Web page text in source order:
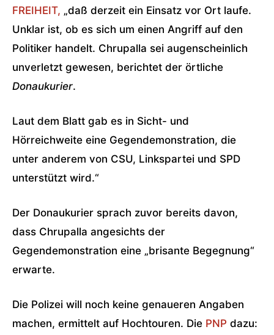
FREIHEIT, „daß derzeit ein Einsatz vor Ort laufe.
Unklar ist, ob es sich um einen Angriff auf den
Politiker handelt. Chrupalla sei augenscheinlich
unverletzt gewesen, berichtet der örtliche
Donaukurier.
Laut dem Blatt gab es in Sicht- und
Hörreichweite eine Gegendemonstration, die
unter anderem von CSU, Linkspartei und SPD
unterstützt wird.“
Der Donaukurier sprach zuvor bereits davon,
dass Chrupalla angesichts der
Gegendemonstration eine „brisante Begegnung“
erwarte.
Die Polizei will noch keine genaueren Angaben
machen, ermittelt auf Hochtouren. Die PNP dazu: